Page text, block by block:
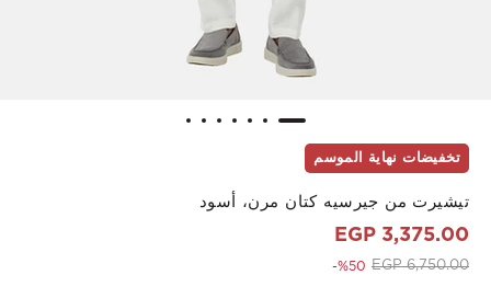
تخفيضات نهاية الموسم
تيشيرت من جيرسيه كتان مرن، أسود
3,375.00 EGP
Price reduced from
6,750.00 EGP
to 3,375.00 EGP
%50-